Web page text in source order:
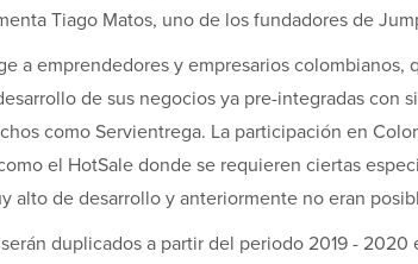
Tiago Matos, uno de los fundadores de
a emprendedores y empresarios colombianos,
de sus negocios ya pre-integradas con
como Servientrega. La participación en
el HotSale donde se requieren ciertas
alto de desarrollo y anteriormente no eran
duplicados a partir del periodo 2019 - 2020